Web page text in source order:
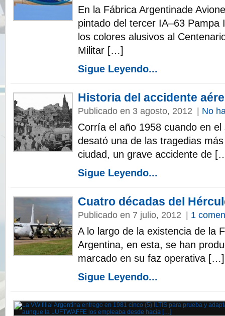
En la Fábrica Argentinade
pintado del tercer IA–63 Pampa
los colores alusivos al
Militar […]
Sigue Leyendo...
Historia del accidente
Publicado en 3 agosto, 2012 No
Corría el año 1958 cuando en
desató una de las tragedias
ciudad, un grave accidente de
Sigue Leyendo...
Cuatro décadas del
Publicado en 7 julio, 2012 1
A lo largo de la existencia de la
Argentina, en esta, se han
marcado en su faz operativa […]
Sigue Leyendo...